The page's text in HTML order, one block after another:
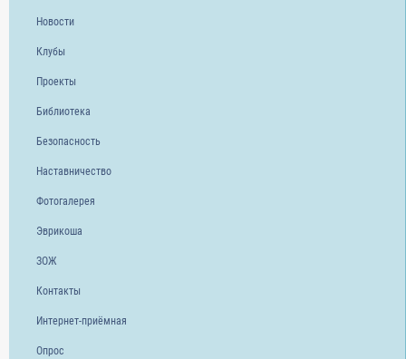
Новости
Клубы
Проекты
Библиотека
Безопасность
Наставничество
Фотогалерея
Эврикоша
ЗОЖ
Контакты
Интернет-приёмная
Опрос